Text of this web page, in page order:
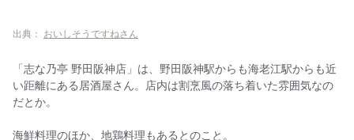
出典： おいしそうですねさん
「志な乃亭 野田阪神店」は、野田阪神駅からも海老江駅からも近
い距離にある居酒屋さん。店内は割烹風の落ち着いた雰囲気なの
だとか。
海鮮料理のほか、地鶏料理もあるとのこと。